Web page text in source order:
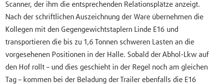
Scanner, der ihm die entsprechenden Relationsplätze anzeigt.
Nach der schriftlichen Auszeichnung der Ware übernehmen die
Kollegen mit den Gegengewichtstaplern Linde E16 und
transportieren die bis zu 1,6 Tonnen schweren Lasten an die
vorgesehenen Positionen in der Halle. Sobald der Abhol-Lkw auf
den Hof rollt – und dies geschieht in der Regel noch am gleichen
Tag – kommen bei der Beladung der Trailer ebenfalls die E16